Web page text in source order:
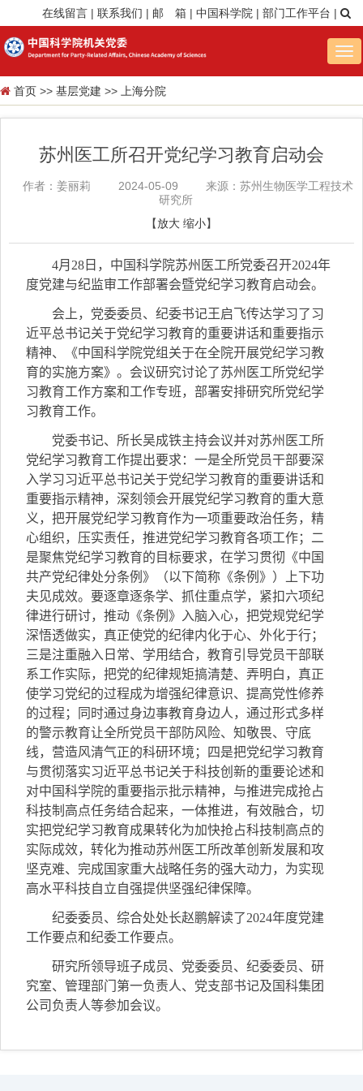
在线留言 | 联系我们 | 邮 箱 | 中国科学院 | 部门工作平台 |
首页 >> 基层党建 >> 上海分院
苏州医工所召开党纪学习教育启动会
作者：姜丽莉 2024-05-09
来源：苏州生物医学工程技术
研究所
【放大 缩小】
4月 28 日，中国科学院苏州医工所党委召开2024年
度党建与纪监审工作部署会暨党纪学习教育启动会。
会上，党委委员、纪委书记王启飞传达学习了习
近平总书记关于党纪学习教育的重要讲话和重要指示
精神、《中国科学院党组关于在全院开展党纪学习教
育的实施方案》。会议研究讨论了苏州医工所党纪学
习教育工作方案和工作专班，部署安排研究所党纪学
习教育工作。
党委书记、所长吴成铁主持会议并对苏州医工所
党纪学习教育工作提出要求：一是全所党员干部要深
入学习习近平总书记关于党纪学习教育的重要讲话和
重要指示精神，深刻领会开展党纪学习教育的重大意
义，把开展党纪学习教育作为一项重要政治任务，精
心组织，压实责任，推进党纪学习教育各项工作；二
是聚焦党纪学习教育的目标要求，在学习贯彻《中国
共产党纪律处分条例》（以下简称《条例》）上下功
夫见成效。要逐章逐条学、抓住重点学，紧扣六项纪
律进行研讨，推动《条例》入脑入心，把党规党纪学
深悟透做实，真正使党的纪律内化于心、外化于行；
三是注重融入日常、学用结合，教育引导党员干部联
系工作实际，把党的纪律规矩搞清楚、弄明白，真正
使学习党纪的过程成为增强纪律意识、提高党性修养
的过程；同时通过身边事教育身边人，通过形式多样
的警示教育让全所党员干部防风险、知敬畏、守底
线，营造风清气正的科研环境；四是把党纪学习教育
与贯彻落实习近平总书记关于科技创新的重要论述和
对中国科学院的重要指示批示精神，与推进完成抢占
科技制高点任务结合起来，一体推进，有效融合，切
实把党纪学习教育成果转化为加快抢占科技制高点的
实际成效，转化为推动苏州医工所改革创新发展和攻
坚克难、完成国家重大战略任务的强大动力，为实现
高水平科技自立自强提供坚强纪律保障。
纪委委员、综合处处长赵鹏解读了2024年度党建
工作要点和纪委工作要点。
研究所领导班子成员、党委委员、纪委委员、研
究室、管理部门第一负责人、党支部书记及国科集团
公司负责人等参加会议。